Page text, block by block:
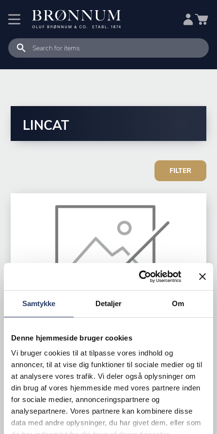
Samtykke Detaljer Om
Denne hjemmeside bruger cookies
Vi bruger cookies til at tilpasse vores indhold og
annoncer, til at vise dig funktioner til sociale medier og til
at analysere vores trafik. Vi deler også oplysninger om
din brug af vores hjemmeside med vores partnere inden
for sociale medier, annonceringspartnere og
analysepartnere. Vores partnere kan kombinere disse
data med andre oplysninger, du har givet dem, eller som
LINCAT
FILTER
Lincat
Pommes frites varmer 600 mm
CS6
Bord
Varenr.71831252
+1 på lager